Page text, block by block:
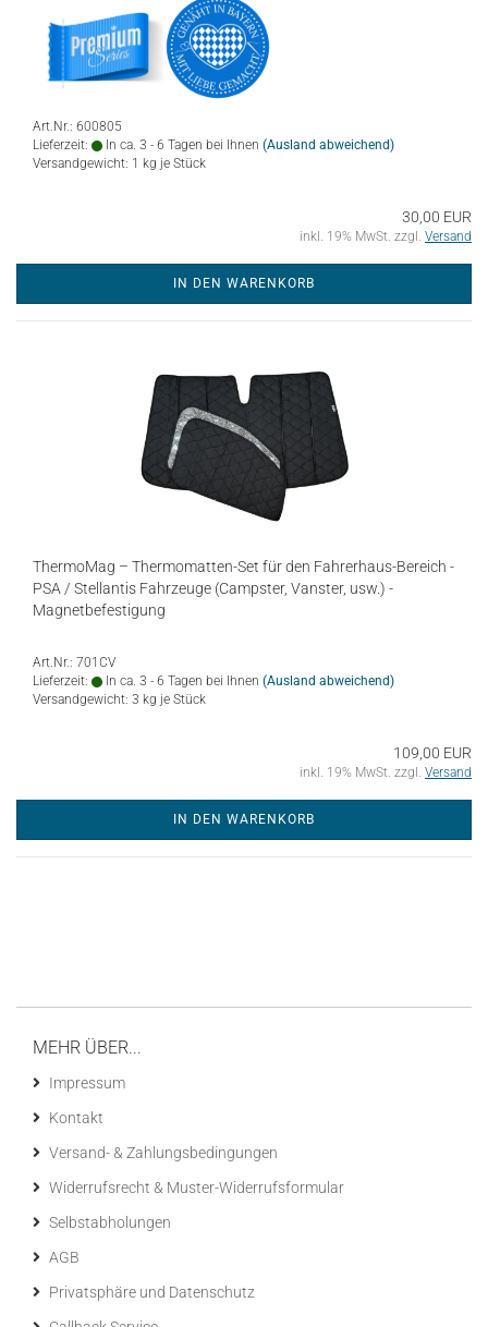
Art.Nr.: 600805
Lieferzeit:
In ca. 3 - 6 Tagen bei Ihnen (Ausland abweichend)
Versandgewicht: 1 kg je Stück
30,00 EUR
inkl. 19% MwSt. zzgl. Versand
IN DEN WARENKORB
ThermoMag – Thermomatten-Set für den Fahrerhaus-Bereich -
PSA / Stellantis Fahrzeuge (Campster, Vanster, usw.) -
Magnetbefestigung
Art.Nr.: 701CV
Lieferzeit:
In ca. 3 - 6 Tagen bei Ihnen (Ausland abweichend)
Versandgewicht: 3 kg je Stück
109,00 EUR
inkl. 19% MwSt. zzgl. Versand
IN DEN WARENKORB
MEHR ÜBER...
Impressum
Kontakt
Versand- & Zahlungsbedingungen
Widerrufsrecht & Muster-Widerrufsformular
Selbstabholungen
AGB
Privatsphäre und Datenschutz